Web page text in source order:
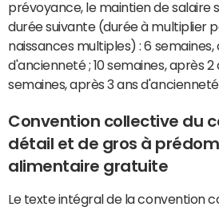
prévoyance, le maintien de salaire
durée suivante (durée à multiplier
naissances multiples) : 6 semaines,
d'ancienneté ; 10 semaines, après 2
semaines, après 3 ans d'ancienneté.
Convention collective du
détail et de gros à
alimentaire gratuite
Le texte intégral de la convention